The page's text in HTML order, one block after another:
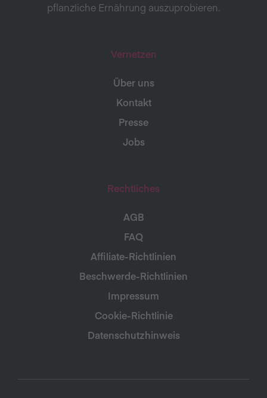
pflanzliche Ernährung auszuprobieren.
Vernetzen
Über uns
Kontakt
Presse
Jobs
Rechtliches
AGB
FAQ
Affiliate-Richtlinien
Beschwerde-Richtlinien
Impressum
Cookie-Richtlinie
Datenschutzhinweis